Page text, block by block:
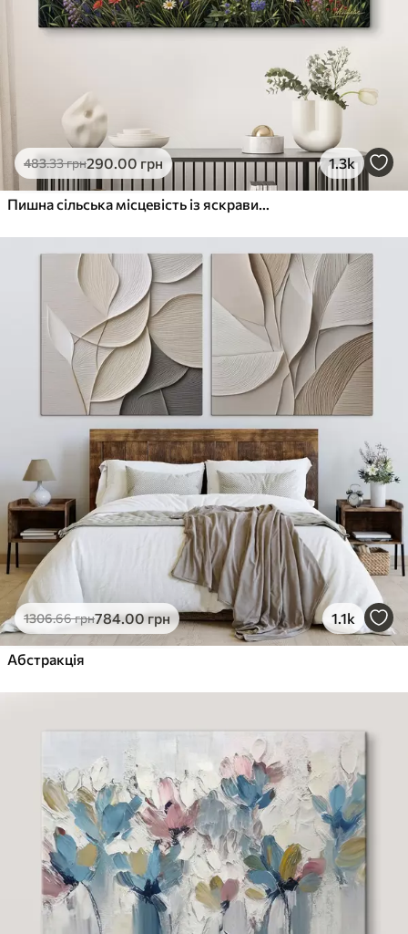
483.33грн290.00 грн 1.3k
Пишна сільська місцевість із яскравим лугом диких квітів, наповненим різнокольоровими квітами під хмарним небом
1306.66грн784.00грн 1.1k
Абстракція